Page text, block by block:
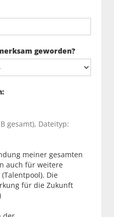
geworden?
:
gesamt), Dateityp:
meiner gesamten
auch für weitere
Die
für die Zukunft